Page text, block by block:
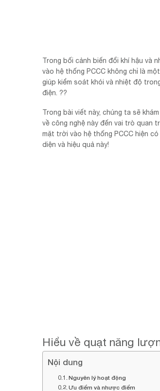
Trong bối cảnh biến đổi khí hậu và
vào hệ thống PCCC không chỉ là
giúp kiểm soát khói và nhiệt độ
điện. ??
Trong bài viết này, chúng ta sẽ
về công nghệ này đến vai trò quan
mặt trời vào hệ thống PCCC hiện
diện và hiệu quả này!
Hiểu về quạt năng
Nội dung
Nguyên lý hoạt động
Ưu điểm và nhược điểm